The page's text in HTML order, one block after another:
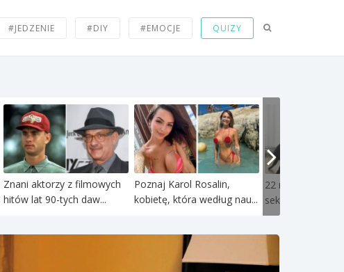
#JEDZENIE #DIY #EMOCJE QUIZY
Znani aktorzy z filmowych
hitów lat 90-tych daw...
Poznaj Karol Rosalin,
kobietę, która według nau...
22 najdziwniejsze
seksualne